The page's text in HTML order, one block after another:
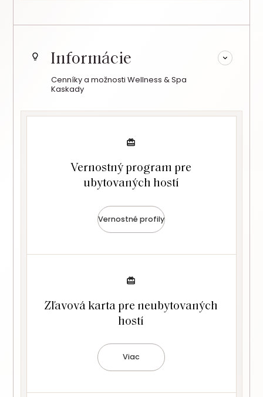
Informácie
Cenníky a možnosti Wellness & Spa
Kaskady
Vernostný program pre
ubytovaných hostí
Vernostné profily
Zľavová karta pre neubytovaných
hostí
Viac